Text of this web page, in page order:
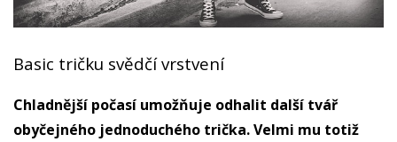
Basic tričku svědčí vrstvení
Chladnější počasí umožňuje odhalit další tvář
obyčejného jednoduchého trička. Velmi mu totiž